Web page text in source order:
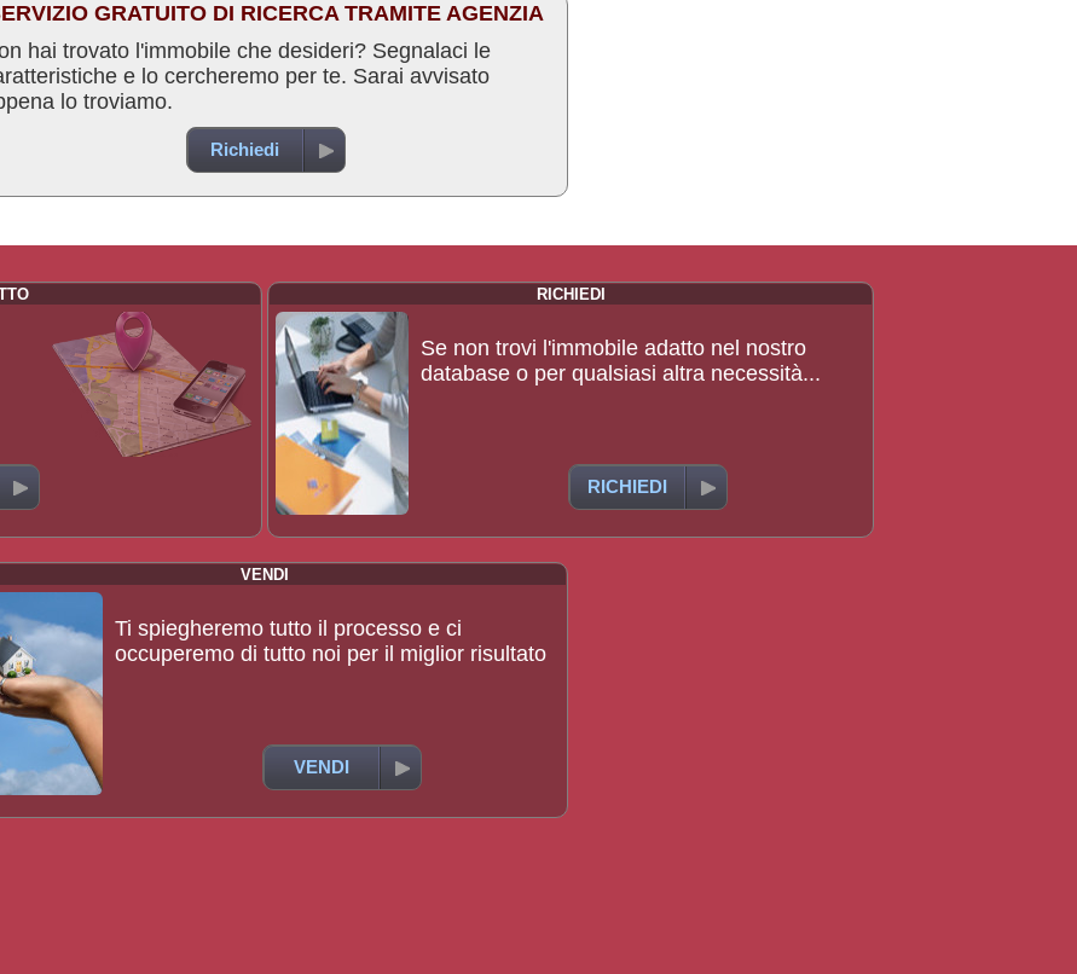
GRATUITO DI RICERCA TRAMITE AGENZIA
hai trovato l'immobile che desideri? Segnalaci le
e lo cercheremo per te. Sarai avvisato
lo troviamo.
Richiedi
RICHIEDI
Se non trovi l'immobile adatto nel nostro
database o per qualsiasi altra necessità...
RICHIEDI
VENDI
Ti spiegheremo tutto il processo e ci
occuperemo di tutto noi per il miglior risultato
VENDI